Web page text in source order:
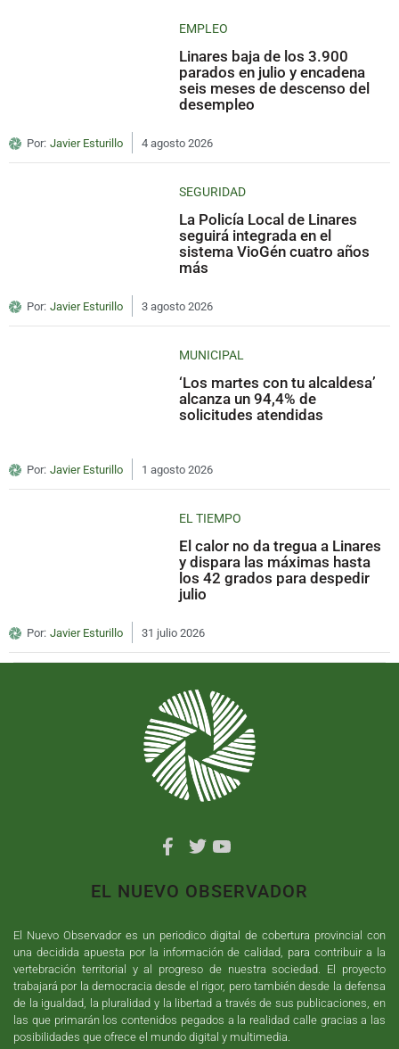
EMPLEO
Linares baja de los 3.900
parados en julio y encadena
seis meses de descenso del
desempleo
Por: Javier Esturillo 4 agosto 2026
SEGURIDAD
La Policía Local de Linares
seguirá integrada en el
sistema VioGén cuatro años
más
Por: Javier Esturillo 3 agosto 2026
MUNICIPAL
‘Los martes con tu alcaldesa’
alcanza un 94,4% de
solicitudes atendidas
Por: Javier Esturillo 1 agosto 2026
EL TIEMPO
El calor no da tregua a Linares
y dispara las máximas hasta
los 42 grados para despedir
julio
Por: Javier Esturillo 31 julio 2026
EL NUEVO OBSERVADOR
El Nuevo Observador es un periodico digital de cobertura provincial con
una decidida apuesta por la información de calidad, para contribuir a la
vertebración territorial y al progreso de nuestra sociedad. El proyecto
trabajará por la democracia desde el rigor, pero también desde la defensa
de la igualdad, la pluralidad y la libertad a través de sus publicaciones, en
las que primarán los contenidos pegados a la realidad calle gracias a las
posibilidades que ofrece el mundo digital y multimedia.